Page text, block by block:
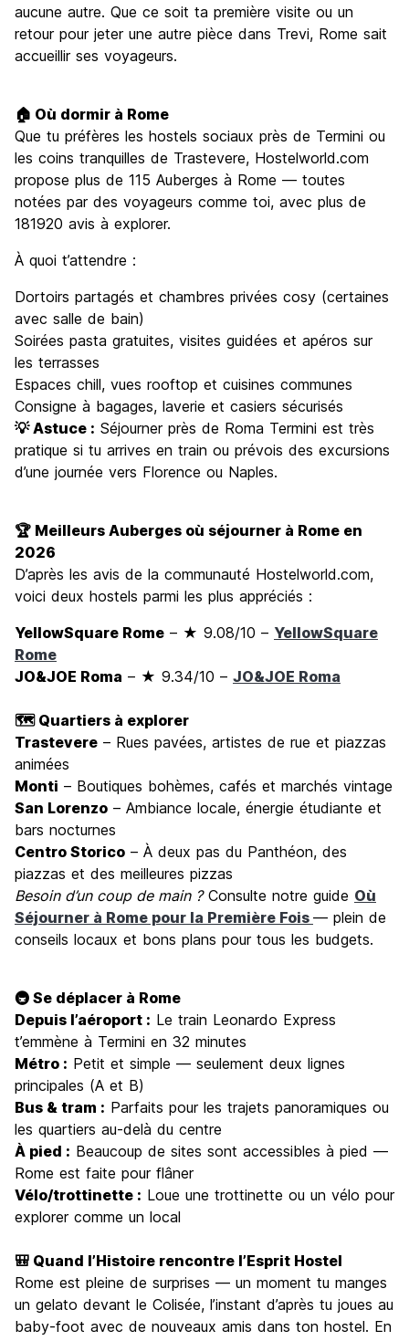
aucune autre. Que ce soit ta première visite ou un
retour pour jeter une autre pièce dans Trevi, Rome sait
accueillir ses voyageurs.
🏠 Où dormir à Rome
Que tu préfères les hostels sociaux près de Termini ou
les coins tranquilles de Trastevere, Hostelworld.com
propose plus de 115 Auberges à Rome — toutes
notées par des voyageurs comme toi, avec plus de
181920 avis à explorer.
À quoi t’attendre :
Dortoirs partagés et chambres privées cosy (certaines
avec salle de bain)
Soirées pasta gratuites, visites guidées et apéros sur
les terrasses
Espaces chill, vues rooftop et cuisines communes
Consigne à bagages, laverie et casiers sécurisés
💡 Astuce : Séjourner près de Roma Termini est très
pratique si tu arrives en train ou prévois des excursions
d’une journée vers Florence ou Naples.
🏆 Meilleurs Auberges où séjourner à Rome en
2026
D’après les avis de la communauté Hostelworld.com,
voici deux hostels parmi les plus appréciés :
YellowSquare Rome – ★ 9.08/10 – YellowSquare
Rome
JO&JOE Roma – ★ 9.34/10 – JO&JOE Roma
🗺️ Quartiers à explorer
Trastevere – Rues pavées, artistes de rue et piazzas
animées
Monti – Boutiques bohèmes, cafés et marchés vintage
San Lorenzo – Ambiance locale, énergie étudiante et
bars nocturnes
Centro Storico – À deux pas du Panthéon, des
piazzas et des meilleures pizzas
Besoin d’un coup de main ?Consulte notre guide Où
Séjourner à Rome pour la Première Fois — plein de
conseils locaux et bons plans pour tous les budgets.
🚇 Se déplacer à Rome
Depuis l’aéroport : Le train Leonardo Express
t’emmène à Termini en 32 minutes
Métro : Petit et simple — seulement deux lignes
principales (A et B)
Bus & tram : Parfaits pour les trajets panoramiques ou
les quartiers au-delà du centre
À pied : Beaucoup de sites sont accessibles à pied —
Rome est faite pour flâner
Vélo/trottinette : Loue une trottinette ou un vélo pour
explorer comme un local
🎒 Quand l’Histoire rencontre l’Esprit Hostel
Rome est pleine de surprises — un moment tu manges
un gelato devant le Colisée, l’instant d’après tu joues au
baby-foot avec de nouveaux amis dans ton hostel. En